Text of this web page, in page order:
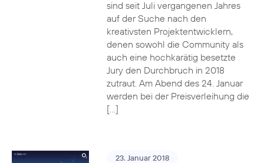
sind seit Juli vergangenen Jahres
auf der Suche nach den
kreativsten Projektentwicklern,
denen sowohl die Community als
auch eine hochkarätig besetzte
Jury den Durchbruch in 2018
zutraut. Am Abend des 24. Januar
werden bei der Preisverleihung die
[…]
23. Januar 2018